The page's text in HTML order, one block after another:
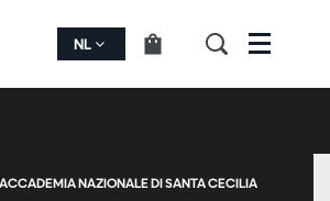
NL Menu
NAZIONALE DI SANTA CECILIA